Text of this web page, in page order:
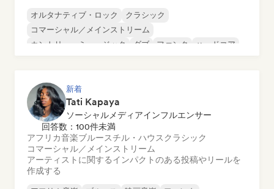
オルタナティブ・ロック
クラシック
コマーシャル／メインストリーム
カントリー・ミュージック
ダブ ファンク
ハードコア
新着
Tati Kapaya
ソーシャルメディアインフルエンサー
回答数：100件未満
アフリカ音楽ブルースチル・ハウスクラシック
コマーシャル／メインストリーム
アーティストに関するインパクトのある投稿やリールを
作成する